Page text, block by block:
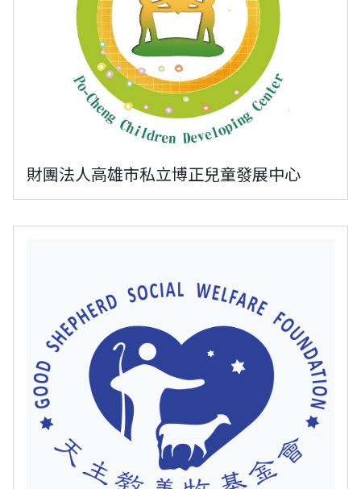
財團法人高雄市私立博正兒童發展中心